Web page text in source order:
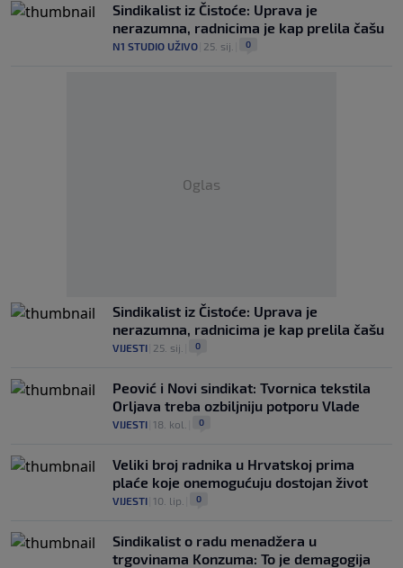
Sindikalist iz Čistoće: Uprava je
nerazumna, radnicima je kap prelila čašu
N1 STUDIO UŽIVO 25. sij. 0
Oglas
Sindikalist iz Čistoće: Uprava je
nerazumna, radnicima je kap prelila čašu
VIJESTI 25. sij. 0
Peović i Novi sindikat: Tvornica tekstila
Orljava treba ozbiljniju potporu Vlade
VIJESTI 18. kol. 0
Veliki broj radnika u Hrvatskoj prima
plaće koje onemogućuju dostojan život
VIJESTI 10. lip. 0
Sindikalist o radu menadžera u
trgovinama Konzuma: To je demagogija